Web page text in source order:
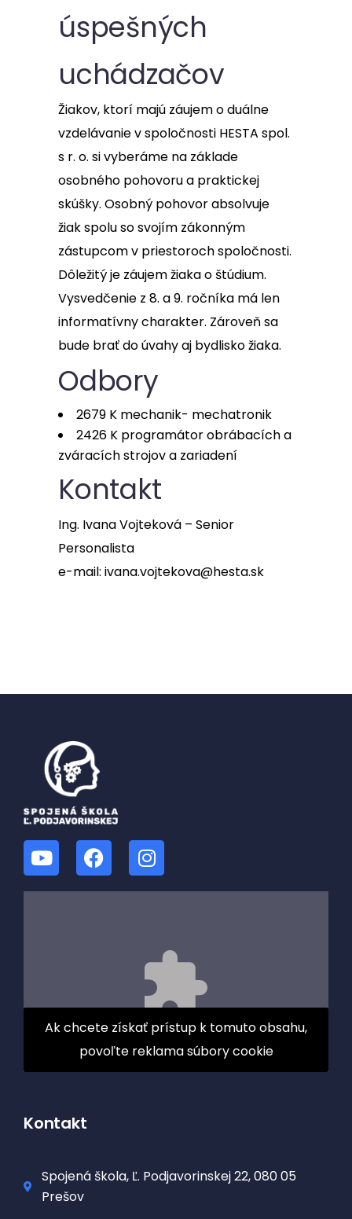
úspešných
uchádzačov
Žiakov, ktorí majú záujem o duálne
vzdelávanie v spoločnosti HESTA spol.
s r. o. si vyberáme na základe
osobného pohovoru a praktickej
skúšky. Osobný pohovor absolvuje
žiak spolu so svojím zákonným
zástupcom v priestoroch spoločnosti.
Dôležitý je záujem žiaka o štúdium.
Vysvedčenie z 8. a 9. ročníka má len
informatívny charakter. Zároveň sa
bude brať do úvahy aj bydlisko žiaka.
Odbory
2679 K mechanik- mechatronik
2426 K programátor obrábacích a
zváracích strojov a zariadení
Kontakt
Ing. Ivana Vojteková – Senior
Personalista
e-mail: ivana.vojtekova@hesta.sk
Ak chcete získať prístup k tomuto obsahu,
povoľte reklama súbory cookie
Kontakt
Spojená škola, Ľ. Podjavorinskej 22, 080 05
Prešov